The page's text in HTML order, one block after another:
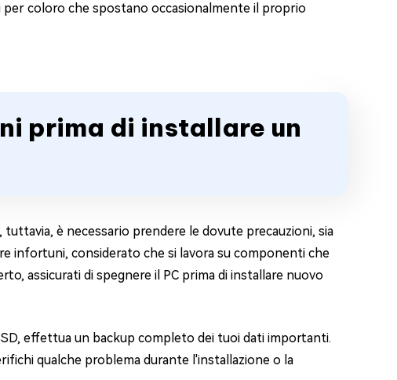
coloro che spostano occasionalmente il proprio
prima di installare un
è necessario prendere le dovute precauzioni, sia
infortuni, considerato che si lavora su componenti che
assicurati di spegnere il PC prima di installare nuovo
effettua un backup completo dei tuoi dati importanti.
qualche problema durante l'installazione o la